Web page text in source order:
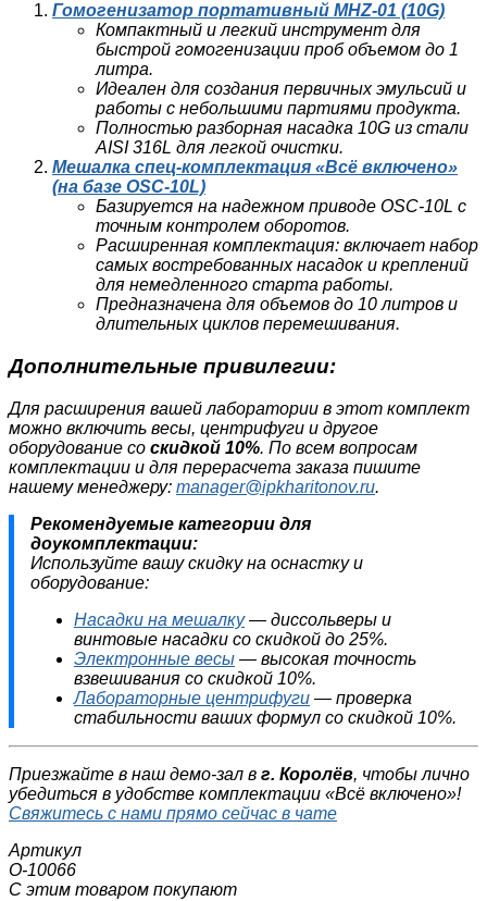
Гомогенизатор портативный MHZ-01 (10G)
Компактный и легкий инструмент для
быстрой гомогенизации проб объемом до 1
литра.
Идеален для создания первичных эмульсий и
работы с небольшими партиями продукта.
Полностью разборная насадка 10G из стали
AISI 316L для легкой очистки.
Мешалка спец-комплектация «Всё включено»
(на базе OSC-10L)
Базируется на надежном приводе OSC-10L с
точным контролем оборотов.
Расширенная комплектация: включает набор
самых востребованных насадок и креплений
для немедленного старта работы.
Предназначена для объемов до 10 литров и
длительных циклов перемешивания.
Дополнительные привилегии:
Для расширения вашей лаборатории в этот комплект
можно включить весы, центрифуги и другое
оборудование со скидкой 10%. По всем вопросам
комплектации и для перерасчета заказа пишите
нашему менеджеру: manager@ipkharitonov.ru.
Рекомендуемые категории для
доукомплектации:
Используйте вашу скидку на оснастку и
оборудование:
Насадки на мешалку— диссольверы и
винтовые насадки со скидкой до 25%.
Электронные весы — высокая точность
взвешивания со скидкой 10%.
Лабораторные центрифуги — проверка
стабильности ваших формул со скидкой 10%.
Приезжайте в наш демо-зал в г. Королёв, чтобы лично
убедиться в удобстве комплектации «Всё включено»!
Свяжитесь с нами прямо сейчас в чате
Артикул
О-10066
С этим товаром покупают